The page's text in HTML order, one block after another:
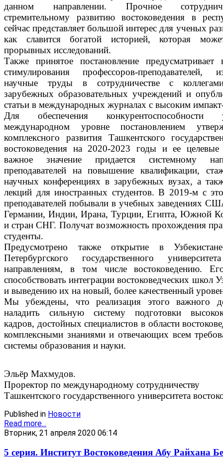
данном направлении. Прочное
стремительному развитию востоковедения в
сейчас представляет большой интерес для ученых
как славится богатой историей, которая
прорывных исследований.
Также принятое постановление предусматривает
стимулирования профессоров-преподавателей,
научные труды в сотрудничестве с
зарубежных образовательных учреждений и
статьи в международных журналах с высоким
Для обеспечения конкурентоспособности
международном уровне постановлением
комплексного развития Ташкентского
востоковедения на 2020-2023 годы и ее целевые
важное значение придается системному
преподавателей на повышение квалификации,
научных конференциях в зарубежных вузах, а
лекций для иностранных студентов. В 2019-м с
преподавателей побывали в учебных заведениях
Германии, Индии, Ирана, Турции, Египта, Южной
и стран СНГ. Получат возможность прохождения
студенты.
Предусмотрено также открытие в
Петербургского государственного
направлениям, в том числе востоковедению.
способствовать интеграции востоковедческих школ
и выведению их на новый, более качественный
Мы убеждены, что реализация этого важного
наладить сильную систему подготовки
кадров, достойных специалистов в области
комплексными знаниями и отвечающих всем
системы образования и науки.
Эльёр Махмудов.
Проректор по международному сотрудничеству
Ташкентского государственного университета
Published in Новости
Read more...
Вторник, 21 апреля 2020 06:14
5 серия. Институт Востоковедения Абу Райхана